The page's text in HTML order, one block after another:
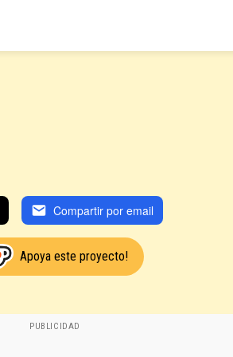
Compartir por email
Apoya este proyecto!
PUBLICIDAD